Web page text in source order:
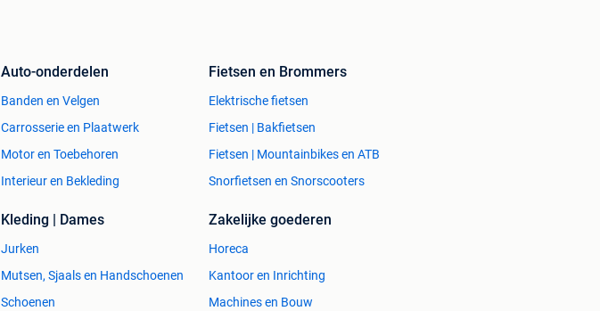
Auto-onderdelen
Banden en Velgen
Carrosserie en Plaatwerk
Motor en Toebehoren
Interieur en Bekleding
Fietsen en Brommers
Elektrische fietsen
Fietsen | Bakfietsen
Fietsen | Mountainbikes en ATB
Snorfietsen en Snorscooters
Kleding | Dames
Jurken
Mutsen, Sjaals en Handschoenen
Schoenen
Zakelijke goederen
Horeca
Kantoor en Inrichting
Machines en Bouw